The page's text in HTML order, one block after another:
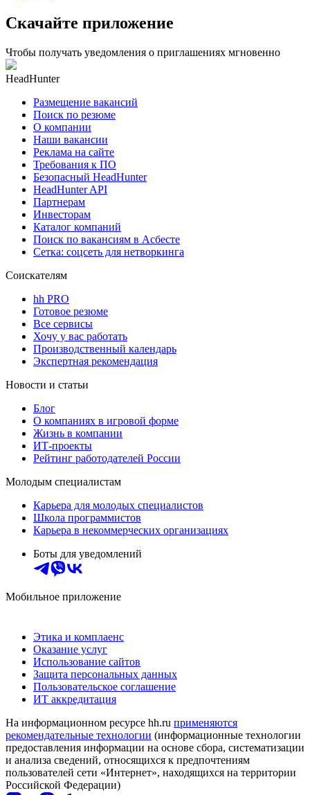
Скачайте приложение
Чтобы получать уведомления о приглашениях мгновенно
HeadHunter
Размещение вакансий
Поиск по резюме
О компании
Наши вакансии
Реклама на сайте
Требования к ПО
Безопасный HeadHunter
HeadHunter API
Партнерам
Инвесторам
Каталог компаний
Поиск по вакансиям в Асбесте
Сетка: соцсеть для нетворкинга
Соискателям
hh PRO
Готовое резюме
Все сервисы
Хочу у вас работать
Производственный календарь
Экспертная рекомендация
Новости и статьи
Блог
О компаниях в игровой форме
Жизнь в компании
ИТ-проекты
Рейтинг работодателей России
Молодым специалистам
Карьера для молодых специалистов
Школа программистов
Карьера в некоммерческих организациях
Боты для уведомлений
Мобильное приложение
Этика и комплаенс
Оказание услуг
Использование сайтов
Защита персональных данных
Пользовательское соглашение
ИТ аккредитация
На информационном ресурсе hh.ru применяются
рекомендательные технологии (информационные технологии
предоставления информации на основе сбора, систематизации
и анализа сведений, относящихся к предпочтениям
пользователей сети «Интернет», находящихся на территории
Российской Федерации)